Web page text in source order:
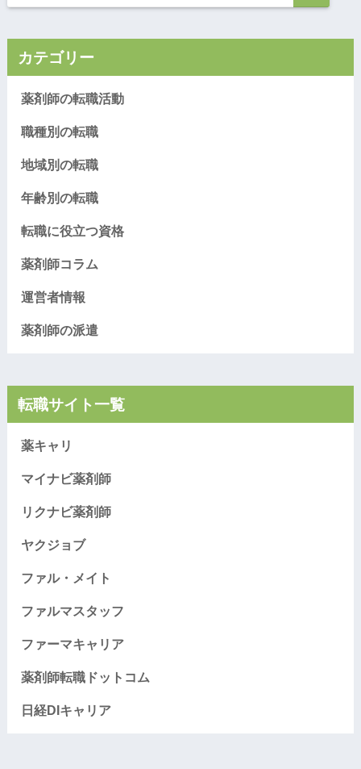
カテゴリー
薬剤師の転職活動
職種別の転職
地域別の転職
年齢別の転職
転職に役立つ資格
薬剤師コラム
運営者情報
薬剤師の派遣
転職サイト一覧
薬キャリ
マイナビ薬剤師
リクナビ薬剤師
ヤクジョブ
ファル・メイト
ファルマスタッフ
ファーマキャリア
薬剤師転職ドットコム
日経DIキャリア